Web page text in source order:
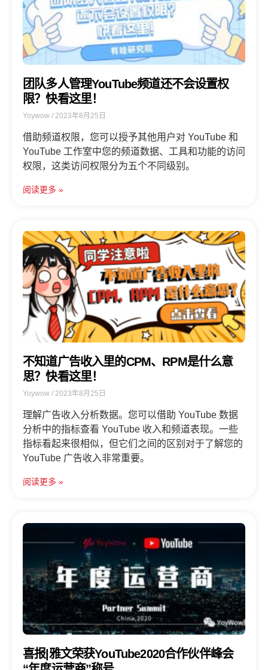
团队多人管理YouTube频道还不会设置权
限？快看这里！
Yoywow 2023年8月25日
借助频道权限，您可以授予其他用户对 YouTube 和
YouTube 工作室中您的频道数据、工具和功能的访问
权限，这类访问权限分为五个不同级别。
阅读更多 »
不知道广告收入里的CPM、RPM是什么意
思？快看这里！
Yoywow 2023年8月25日
理解广告收入分析数据。您可以借助 YouTube 数据
分析中的指标查看 YouTube 收入和频道表现。一些
指标看起来很相似，但它们之间的区别对于了解您的
YouTube 广告收入非常重要。
阅读更多 »
喜报|雅文荣获YouTube2020合作伙伴峰会